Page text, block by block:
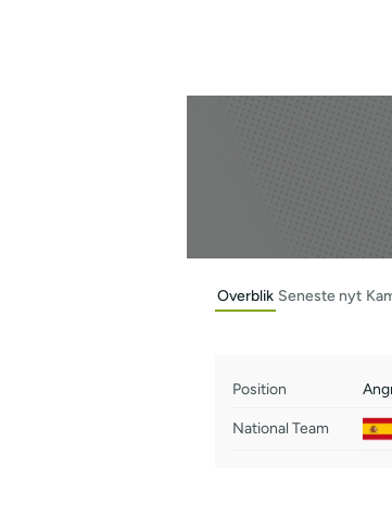
Overblik Seneste nyt
Position
National Team